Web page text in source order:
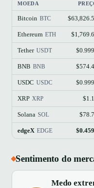
MOEDA
Bitcoin BTC
Ethereum ETH
Tether USDT
BNB BNB
USDC USDC
XRP XRP
Solana SOL
edgeX EDGE
Sentimento do
Medo